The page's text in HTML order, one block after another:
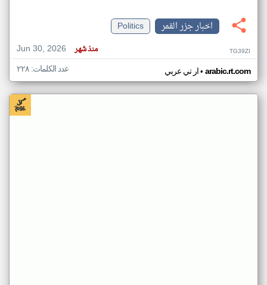
اخبار جزر القمر
Politics
Jun 30, 2026
منذ شهر TG39ZI
ار تي عربي• arabic.rt.com عدد الكلمات: ٢٢٨